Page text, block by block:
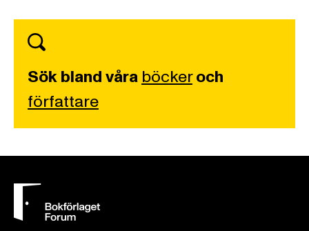
Sök bland våra böckeroch
författare